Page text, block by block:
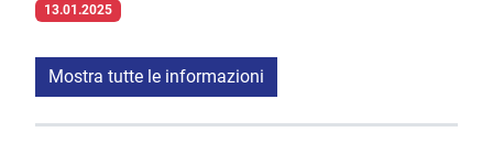
13.01.2025
Mostra tutte le informazioni